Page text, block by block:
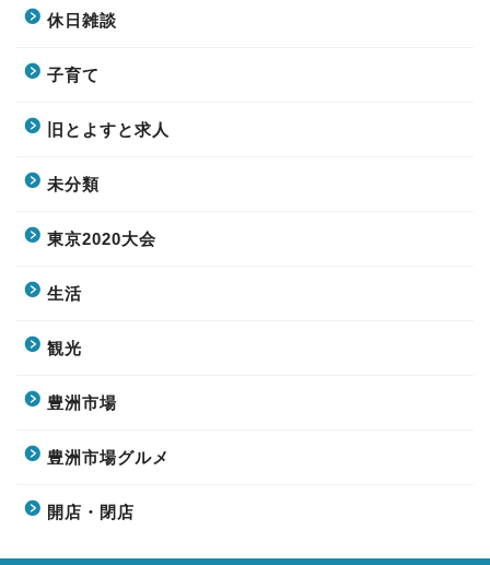
休日雑談
子育て
旧とよすと求人
未分類
東京2020大会
生活
観光
豊洲市場
豊洲市場グルメ
開店・閉店